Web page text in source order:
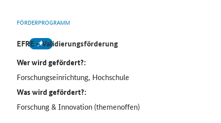
FÖRDERPROGRAMM
EFRE – Validierungsförderung
Wer wird gefördert?:
Forschungseinrichtung, Hochschule
Was wird gefördert?:
Forschung & Innovation (themenoffen)